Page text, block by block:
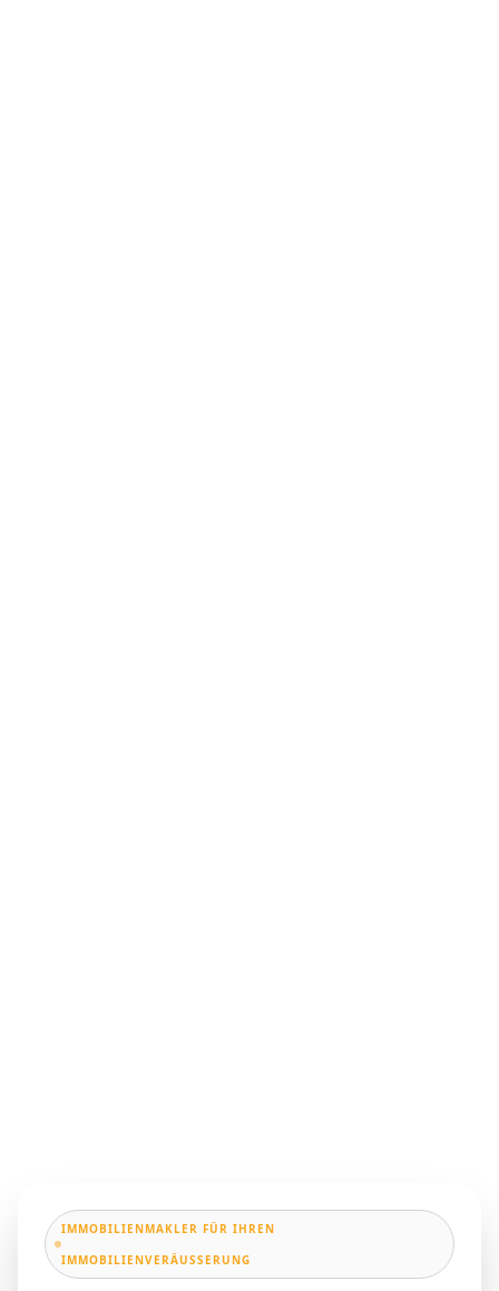
IMMOBILIENMAKLER FÜR IHREN
IMMOBILIENVERÄUSSERUNG